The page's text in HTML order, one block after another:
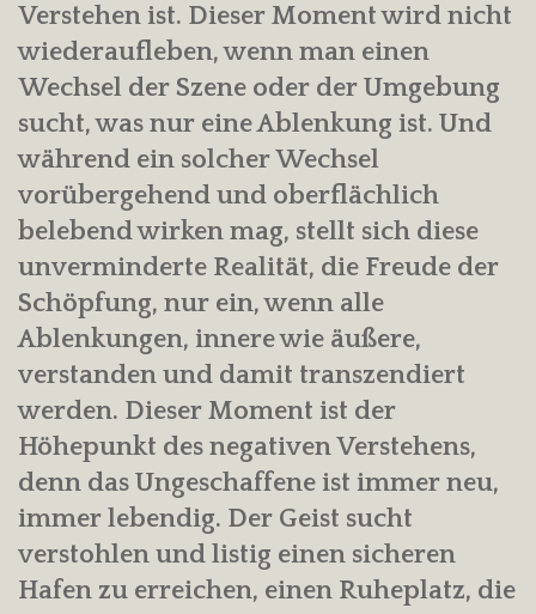
Verstehen ist. Dieser Moment wird nicht
wiederaufleben, wenn man einen
Wechsel der Szene oder der Umgebung
sucht, was nur eine Ablenkung ist. Und
während ein solcher Wechsel
vorübergehend und oberflächlich
belebend wirken mag, stellt sich diese
unverminderte Realität, die Freude der
Schöpfung, nur ein, wenn alle
Ablenkungen, innere wie äußere,
verstanden und damit transzendiert
werden. Dieser Moment ist der
Höhepunkt des negativen Verstehens,
denn das Ungeschaffene ist immer neu,
immer lebendig. Der Geist sucht
verstohlen und listig einen sicheren
Hafen zu erreichen, einen Ruheplatz, die